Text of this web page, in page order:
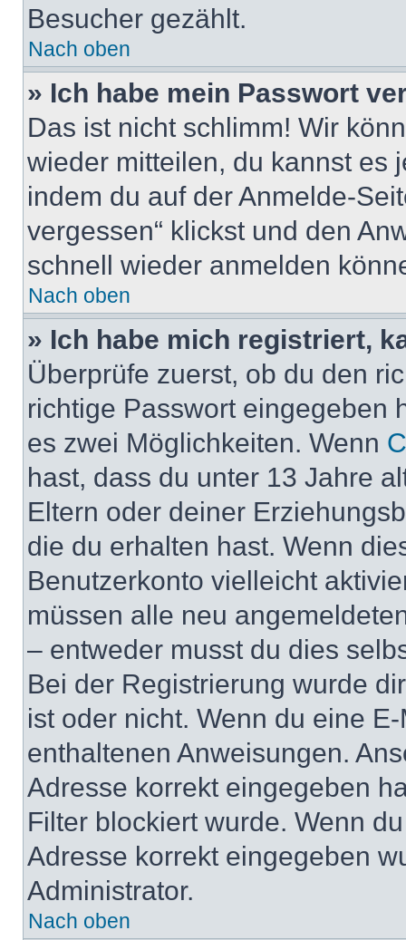
Besucher gezählt.
Nach oben
» Ich habe mein Passwort
Das ist nicht schlimm! Wir
wieder mitteilen, du kannst es
indem du auf der Anmelde-
vergessen“ klickst und den
schnell wieder anmelden
Nach oben
» Ich habe mich registriert,
Überprüfe zuerst, ob du den
richtige Passwort eingegeben
es zwei Möglichkeiten. Wenn
hast, dass du unter 13 Jahre
Eltern oder deiner
die du erhalten hast. Wenn
Benutzerkonto vielleicht
müssen alle neu
– entweder musst du dies
Bei der Registrierung wurde
ist oder nicht. Wenn du eine
enthaltenen Anweisungen.
Adresse korrekt eingegeben
Filter blockiert wurde. Wenn
Adresse korrekt eingegeben
Administrator.
Nach oben